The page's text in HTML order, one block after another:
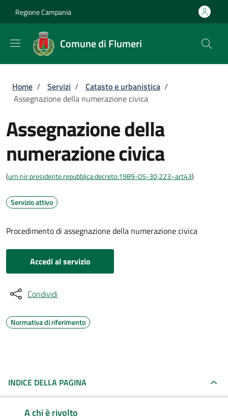
Regione Campania
Comune di Flumeri
Briciole di pane
Home / Servizi / Catasto e urbanistica /
Assegnazione della numerazione civica
Assegnazione della
numerazione civica
(urn:nir:presidente.repubblica:decreto:1989-05-30;223~art43)
Servizio attivo
Procedimento di assegnazione della numerazione civica
Accedi al servizio
Condividi
Normativa di riferimento
INDICE DELLA PAGINA
A chi è rivolto